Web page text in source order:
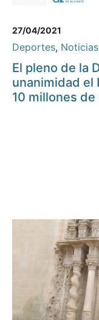
27/04/2021
Deportes, Noticias
El pleno de la
unanimidad el
10 millones